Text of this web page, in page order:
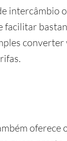
intercâmbio
facilitar
oferece